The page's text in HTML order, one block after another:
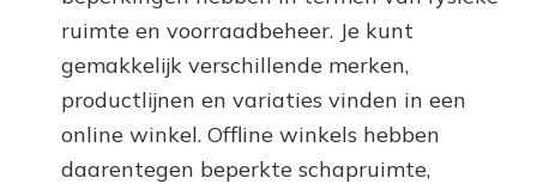
ruimte en voorraadbeheer. Je kunt
gemakkelijk verschillende merken,
productlijnen en variaties vinden in een
online winkel. Offline winkels hebben
daarentegen beperkte schapruimte,